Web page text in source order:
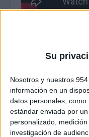
Su
Nosotros y nuestros 954
información en un
datos personales,
estándar enviada por
personalizado,
investigación de
La R nineT Racer
deportivo de la
en la parte ciclo
cuenta con unos
la R nineT para
competitivo. Por
prescinden de la
delantera
invertida.